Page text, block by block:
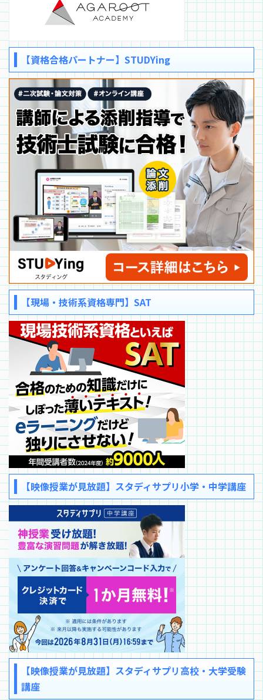
【資格合格パートナー】STUDYing
【現場・技術系資格専門】SAT
【映像授業が見放題】スタディサプリ小学・中学講座
【映像授業が見放題】スタディサプリ高校・大学受験
講座